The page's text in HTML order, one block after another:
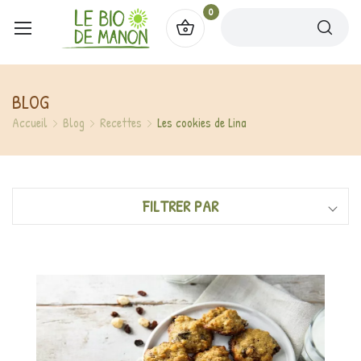
0
BLOG
Accueil Blog Recettes Les cookies de Lina
FILTRER PAR